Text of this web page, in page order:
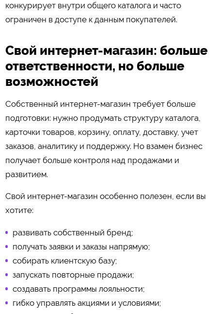
конкурирует внутри общего каталога и часто
ограничен в доступе к данным покупателей.
Свой интернет-магазин: больше
ответственности, но больше
возможностей
Собственный интернет-магазин требует больше
подготовки: нужно продумать структуру каталога,
карточки товаров, корзину, оплату, доставку, учет
заказов, аналитику и поддержку. Но взамен бизнес
получает больше контроля над продажами и
развитием.
Свой интернет-магазин особенно полезен, если вы
хотите:
развивать собственный бренд;
получать заявки и заказы напрямую;
собирать клиентскую базу;
запускать повторные продажи;
создавать программы лояльности;
гибко управлять акциями и условиями;